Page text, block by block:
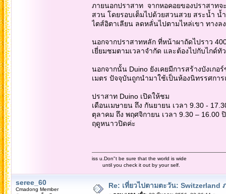
ภายนอกปราสาท จากหอคอยของปราสาทจ
สวน โดยรอบเต็มไปด้วยสวนสวย สระน้ำ
ไตส์อิตาเลียน ลดหลั่นไปตามไหล่เขา ทางล
นอกจากปราสาทหลัก ที่หน้าผาถัดไปราว
เยี่ยมชมตามเวลาจำกัด และต้องไปกับไกด์ทั
นอกจากนั้น Duino ยังเคยมีการสร้างบังเก
เมตร ปัจจุบันถูกนำมาใช้เป็นห้องนิทรรศกา
ปราสาท Duino เปิดให้ชม
เดือนเมษายน ถึง กันยายน เวลา 9.30 -
ตุลาคม ถึง พฤศจิกายน เวลา 9.30 – 16.00
ฤดูหนาวปิดค่ะ
iss u.Don"t be sure that the world is wide
until you check it out by your self.
seree_60
Cmadong Member
Re: เที่ยวไปตามตะวัน: Switzerland